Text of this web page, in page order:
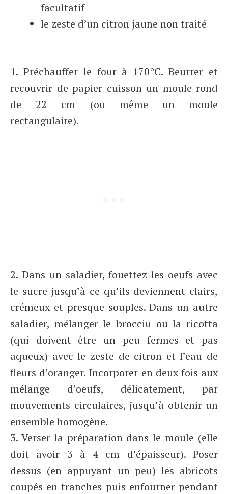
facultatif
le zeste d’un citron jaune non traité
1. Préchauffer le four à 170°C. Beurrer et
recouvrir de papier cuisson un moule rond
de 22 cm (ou même un moule
rectangulaire).
2. Dans un saladier, fouettez les oeufs avec
le sucre jusqu’à ce qu’ils deviennent clairs,
crémeux et presque souples. Dans un autre
saladier, mélanger le brocciu ou la ricotta
(qui doivent être un peu fermes et pas
aqueux) avec le zeste de citron et l’eau de
fleurs d’oranger. Incorporer en deux fois aux
mélange d’oeufs, délicatement, par
mouvements circulaires, jusqu’à obtenir un
ensemble homogène.
3. Verser la préparation dans le moule (elle
doit avoir 3 à 4 cm d’épaisseur). Poser
dessus (en appuyant un peu) les abricots
coupés en tranches puis enfourner pendant